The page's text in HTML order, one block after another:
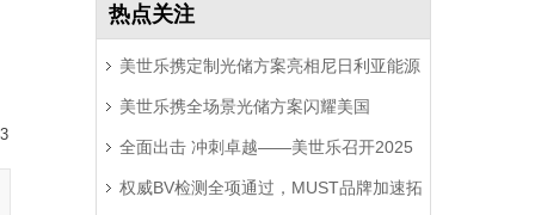
热点关注
美世乐携定制光储方案亮相尼日利亚能源
展，精准破解西非用电难题
美世乐携全场景光储方案闪耀美国
RE+展，深耕北美赋能零碳转型
全面出击 冲刺卓越——美世乐召开2025
年中营销工作会议
权威BV检测全项通过，MUST品牌加速拓